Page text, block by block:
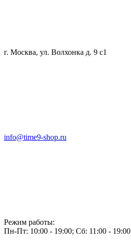
г. Москва, ул. Волхонка д. 9 с1
info@time9-shop.ru
Режим работы:
Пн-Пт: 10:00 - 19:00; Сб: 11:00 - 19:00